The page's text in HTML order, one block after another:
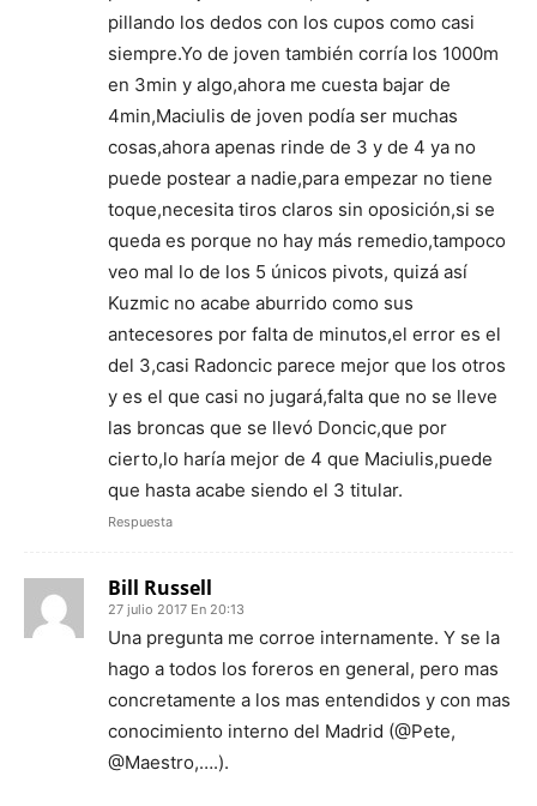
pillando los dedos con los cupos como casi
siempre.Yo de joven también corría los 1000m
en 3min y algo,ahora me cuesta bajar de
4min,Maciulis de joven podía ser muchas
cosas,ahora apenas rinde de 3 y de 4 ya no
puede postear a nadie,para empezar no tiene
toque,necesita tiros claros sin oposición,si se
queda es porque no hay más remedio,tampoco
veo mal lo de los 5 únicos pivots, quizá así
Kuzmic no acabe aburrido como sus
antecesores por falta de minutos,el error es el
del 3,casi Radoncic parece mejor que los otros
y es el que casi no jugará,falta que no se lleve
las broncas que se llevó Doncic,que por
cierto,lo haría mejor de 4 que Maciulis,puede
que hasta acabe siendo el 3 titular.
Respuesta
Bill Russell
27 julio 2017 En 20:13
Una pregunta me corroe internamente. Y se la
hago a todos los foreros en general, pero mas
concretamente a los mas entendidos y con mas
conocimiento interno del Madrid (@Pete,
@Maestro,….).